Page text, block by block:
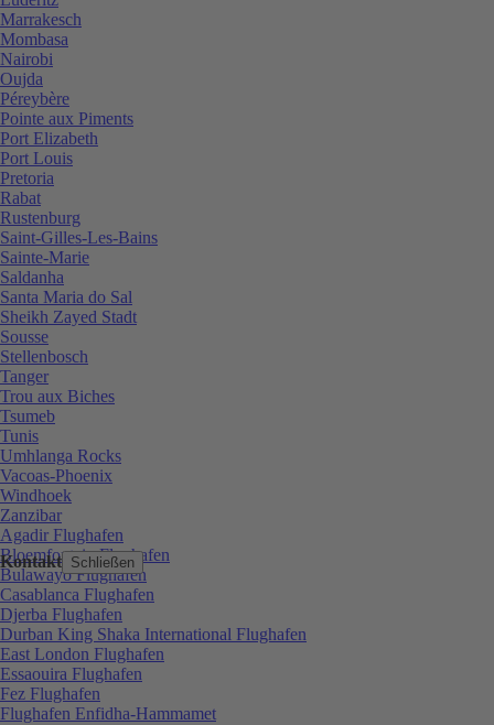
Kontakt Schließen
Marrakesch
Mombasa
Nairobi
Oujda
Péreybère
Pointe aux Piments
Port Elizabeth
Port Louis
Pretoria
Rabat
Rustenburg
Saint-Gilles-Les-Bains
Sainte-Marie
Saldanha
Santa Maria do Sal
Sheikh Zayed Stadt
Sousse
Stellenbosch
Tanger
Trou aux Biches
Tsumeb
Tunis
Umhlanga Rocks
Vacoas-Phoenix
Windhoek
Zanzibar
Agadir Flughafen
Bloemfontein Flughafen
Bulawayo Flughafen
Casablanca Flughafen
Djerba Flughafen
Durban King Shaka International Flughafen
East London Flughafen
Essaouira Flughafen
Fez Flughafen
Flughafen Enfidha-Hammamet